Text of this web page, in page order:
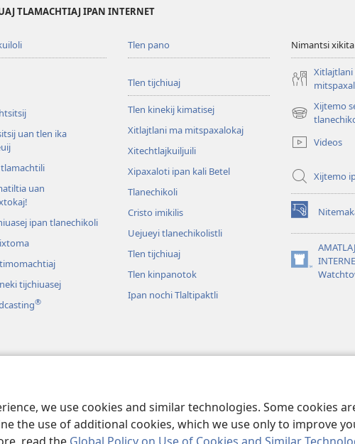
we use cookies and similar technologies. Some cookies
the use of additional cookies, which we use only to improve
TLAMACHTIAJ IPAN INTERNET
uan tlen ika
uan
ipan tlanechikoli
tijchiuasej
®
Tlen pano
Tlen tijchiuaj
Tlen kinekij kimatisej
Xitlajtlani ma mitspaxalokaj
Xitechtlajkuiljuili
Xipaxaloti ipan kali Betel
Tlanechikoli
Cristo imikilis
Uejueyi tlanechikolistli
Tlen tijchiuaj
Tlen kinpanotok
Ipan nochi Tlaltipaktli
Nimantsi xikita
Xitlajtlani
Xijtemo
(opens
window)Videos
Xijtemo
(opens
new
window)
(opens